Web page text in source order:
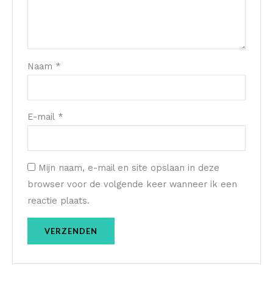
Naam *
E-mail *
Mijn naam, e-mail en site opslaan in deze
browser voor de volgende keer wanneer ik een
reactie plaats.